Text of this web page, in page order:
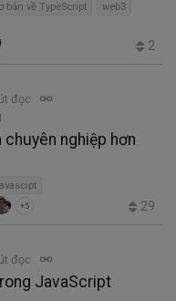
bản về TypeScript
web3
2
đọc
nghiệp hơn
+5 29
đọc
JavaScript